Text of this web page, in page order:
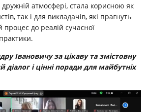
атмосфері, стала корисною як
так і для викладачів, які прагнуть
процес до реалій сучасної
Івановичу за цікаву та змістовну
діалог і цінні поради для майбутніх